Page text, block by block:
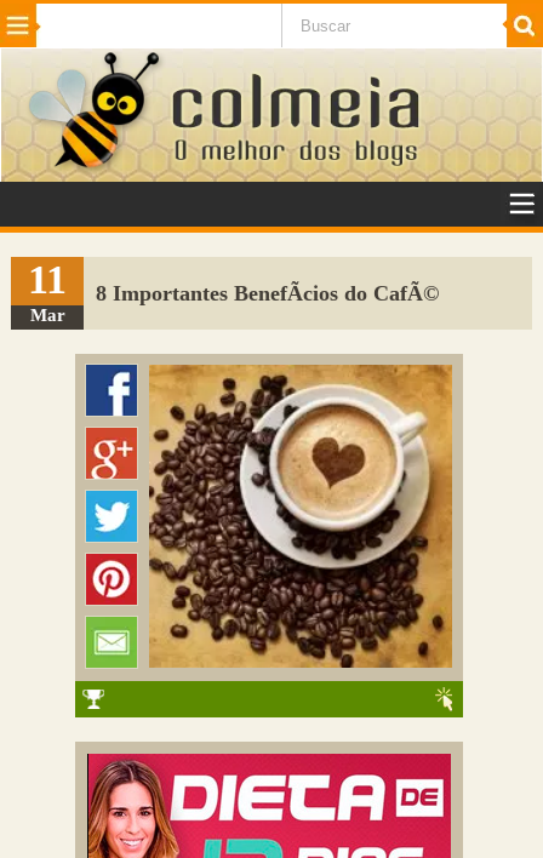
Beleza Cinema e TV
Internet Jogos NotÃ­cias SaÃºde
VeÃ­culos Adulto
Sugerir Link
Adicionar Blog
Colmeia Exchange
Perguntas Frequentes
11
Mar
8 Importantes BenefÃ­cios do CafÃ©